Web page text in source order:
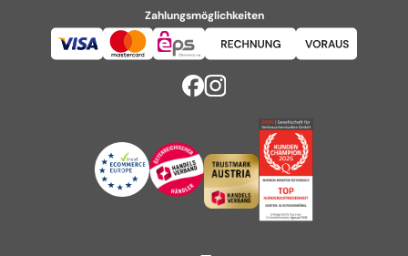
Zahlungsmöglichkeiten